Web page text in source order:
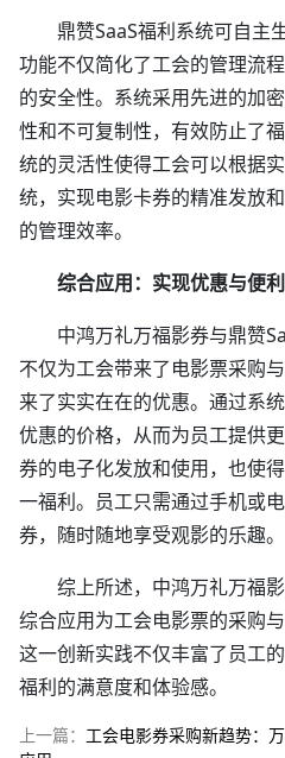
鼎赞SaaS福利系统可自主
功能不仅简化了工会的管理流
的安全性。系统采用先进的加
性和不可复制性，有效防止了
统的灵活性使得工会可以根据
统，实现电影卡券的精准发放
的管理效率。
综合应用：实现优惠与便
中鸿万礼万福影券与鼎赞
不仅为工会带来了电影票采购
来了实实在在的优惠。通过系
优惠的价格，从而为员工提供
券的电子化发放和使用，也使
一福利。员工只需通过手机或
券，随时随地享受观影的乐趣。
综上所述，中鸿万礼万福
综合应用为工会电影票的采购
这一创新实践不仅丰富了员工
福利的满意度和体验感。
上一篇： 工会电影券采购新趋势：